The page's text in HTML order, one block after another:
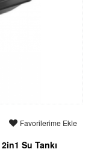
Favorilerime Ekle
Su Tankı